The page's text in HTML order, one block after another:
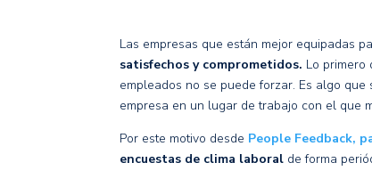
Las empresas que están mejor equipadas
satisfechos y comprometidos. Lo primero
empleados no se puede forzar. Es algo
empresa en un lugar de trabajo con el que
Por este motivo desde People Feedback,
encuestas de clima laboral de forma